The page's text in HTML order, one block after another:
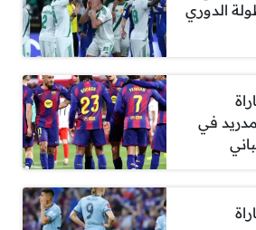
الدوري
في